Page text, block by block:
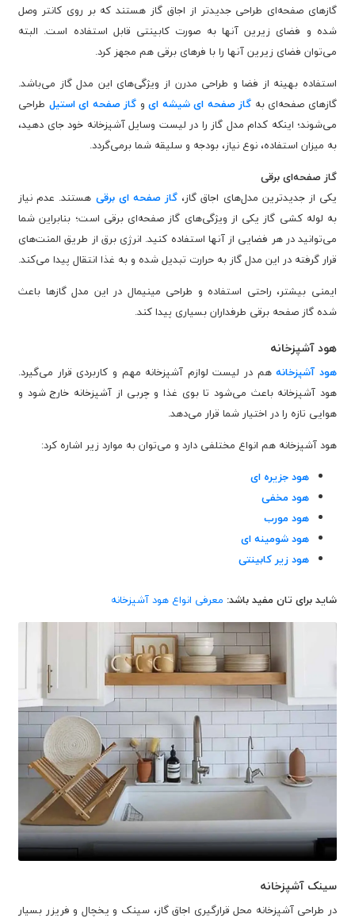
گازهای صفحه‌ای طراحی جدیدتر از اجاق گاز هستند که بر روی کانتر وصل
شده و فضای زیرین آنها به صورت کابینتی قابل استفاده است. البته
می‌توان فضای زیرین آنها را با فرهای برقی هم مجهز کرد.
استفاده بهینه از فضا و طراحی مدرن از ویژگی‌های این مدل گاز می‌باشد.
گازهای صفحه‌ای به گاز صفحه ای شیشه ایو گاز صفحه ای استیل طراحی
می‌شوند؛ اینکه کدام مدل گاز را در لیست وسایل آشپزخانه خود جای دهید،
به میزان استفاده، نوع نیاز، بودجه و سلیقه شما برمی‌گردد.
گاز صفحه‌ای برقی
یکی از جدیدترین مدل‌های اجاق گاز، گاز صفحه ای برقی هستند. عدم نیاز
به لوله کشی گاز یکی از ویژگی‌های گاز صفحه‌ای برقی است؛ بنابراین شما
می‌توانید در هر فضایی از آنها استفاده کنید. انرژی برق از طریق المنت‌های
قرار گرفته در این مدل گاز به حرارت تبدیل شده و به غذا انتقال پیدا می‌کند.
ایمنی بیشتر، راحتی استفاده و طراحی مینیمال در این مدل گازها باعث
شده گاز صفحه برقی طرفداران بسیاری پیدا کند.
هود آشپزخانه
هود آشپزخانههم در لیست لوازم آشپزخانه مهم و کاربردی قرار می‌گیرد.
هود آشپزخانه باعث می‌شود تا بوی غذا و چربی از آشپزخانه خارج شود و
هوایی تازه را در اختیار شما قرار می‌دهد.
هود آشپزخانه هم انواع مختلفی دارد و می‌توان به موارد زیر اشاره کرد:
هود جزیره ای
هود مخفی
هود مورب
هود شومینه ای
هود زیر کابینتی
شاید برای تان مفید باشد: معرفی انواع هود آشپزخانه
سینک آشپزخانه
در طراحی آشپزخانه محل قرارگیری اجاق گاز، سینک و یخچال و فریزر بسیار